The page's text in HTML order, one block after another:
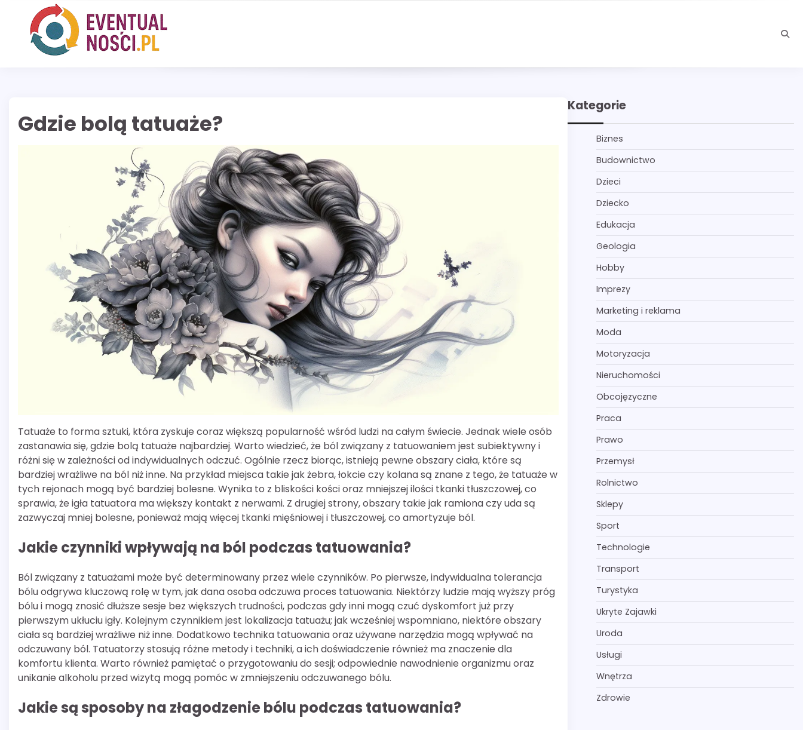
content
Gdzie bolą tatuaże?
Tatuaże to forma sztuki, która zyskuje coraz większą popularność wśród ludzi na całym świecie. Jednak wiele osób
zastanawia się, gdzie bolą tatuaże najbardziej. Warto wiedzieć, że ból związany z tatuowaniem jest subiektywny i
różni się w zależności od indywidualnych odczuć. Ogólnie rzecz biorąc, istnieją pewne obszary ciała, które są
bardziej wrażliwe na ból niż inne. Na przykład miejsca takie jak żebra, łokcie czy kolana są znane z tego, że tatuaże w
tych rejonach mogą być bardziej bolesne. Wynika to z bliskości kości oraz mniejszej ilości tkanki tłuszczowej, co
sprawia, że igła tatuatora ma większy kontakt z nerwami. Z drugiej strony, obszary takie jak ramiona czy uda są
zazwyczaj mniej bolesne, ponieważ mają więcej tkanki mięśniowej i tłuszczowej, co amortyzuje ból.
Jakie czynniki wpływają na ból podczas tatuowania?
Ból związany z tatuażami może być determinowany przez wiele czynników. Po pierwsze, indywidualna tolerancja
bólu odgrywa kluczową rolę w tym, jak dana osoba odczuwa proces tatuowania. Niektórzy ludzie mają wyższy próg
bólu i mogą znosić dłuższe sesje bez większych trudności, podczas gdy inni mogą czuć dyskomfort już przy
pierwszym ukłuciu igły. Kolejnym czynnikiem jest lokalizacja tatuażu; jak wcześniej wspomniano, niektóre obszary
ciała są bardziej wrażliwe niż inne. Dodatkowo technika tatuowania oraz używane narzędzia mogą wpływać na
odczuwany ból. Tatuatorzy stosują różne metody i techniki, a ich doświadczenie również ma znaczenie dla
komfortu klienta. Warto również pamiętać o przygotowaniu do sesji; odpowiednie nawodnienie organizmu oraz
unikanie alkoholu przed wizytą mogą pomóc w zmniejszeniu odczuwanego bólu.
Jakie są sposoby na złagodzenie bólu podczas tatuowania?
Kategorie
Biznes
Budownictwo
Dzieci
Dziecko
Edukacja
Geologia
Hobby
Imprezy
Marketing i reklama
Moda
Motoryzacja
Nieruchomości
Obcojęzyczne
Praca
Prawo
Przemysł
Rolnictwo
Sklepy
Sport
Technologie
Transport
Turystyka
Ukryte Zajawki
Uroda
Usługi
Wnętrza
Zdrowie